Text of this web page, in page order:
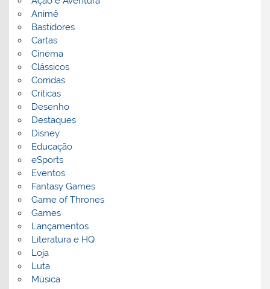
Animê
Bastidores
Cartas
Cinema
Clássicos
Corridas
Críticas
Desenho
Destaques
Disney
Educação
eSports
Eventos
Fantasy Games
Game of Thrones
Games
Lançamentos
Literatura e HQ
Loja
Luta
Música